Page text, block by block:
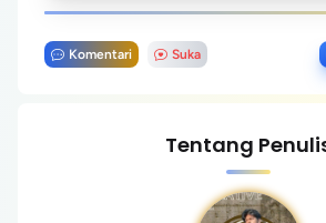
Komentari Suka
Tentang